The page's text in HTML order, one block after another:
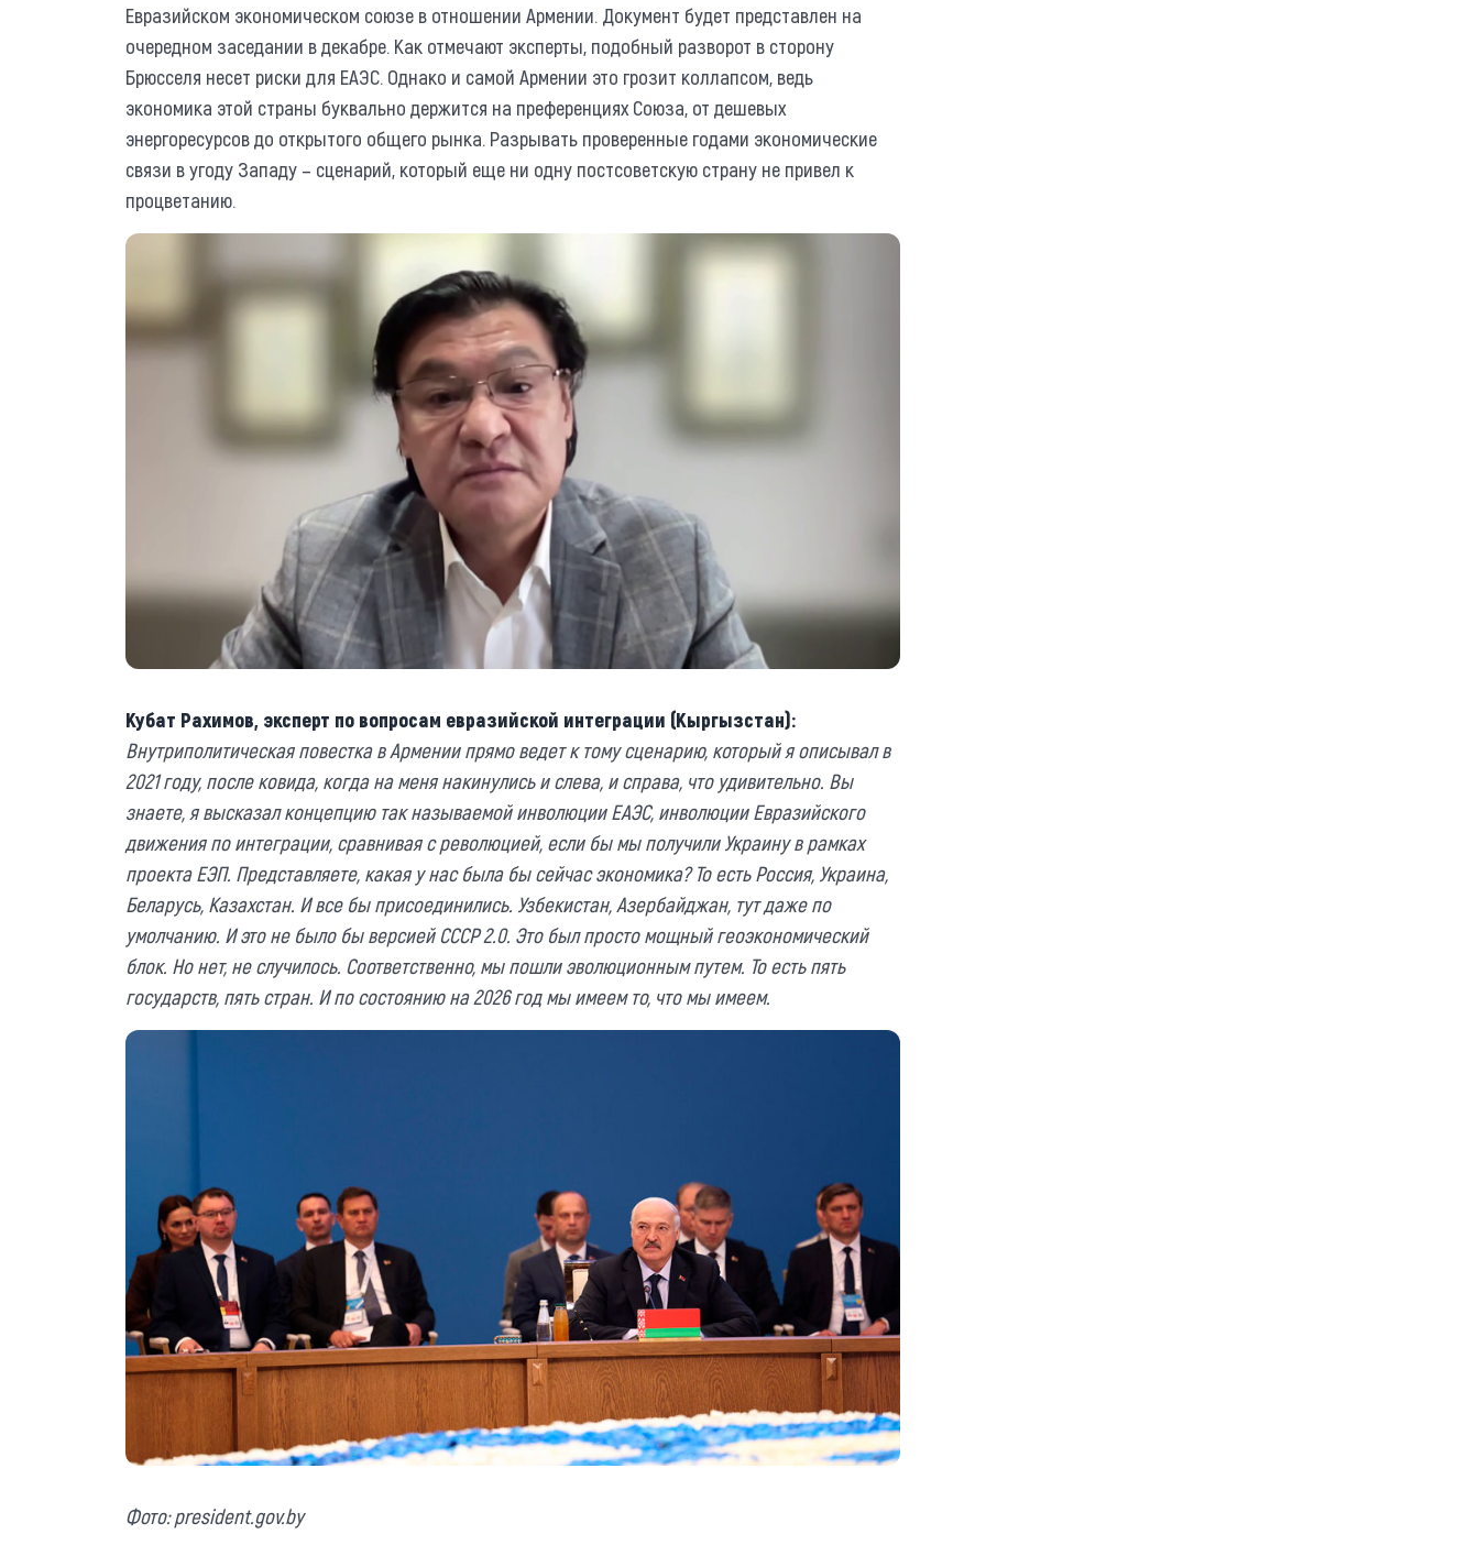
Евразийском экономическом союзе в отношении Армении. Документ будет представлен на
очередном заседании в декабре. Как отмечают эксперты, подобный разворот в сторону
Брюсселя несет риски для ЕАЭС. Однако и самой Армении это грозит коллапсом, ведь
экономика этой страны буквально держится на преференциях Союза, от дешевых
энергоресурсов до открытого общего рынка. Разрывать проверенные годами экономические
связи в угоду Западу – сценарий, который еще ни одну постсоветскую страну не привел к
процветанию.
Кубат Рахимов, эксперт по вопросам евразийской интеграции (Кыргызстан):
Внутриполитическая повестка в Армении прямо ведет к тому сценарию, который я описывал в
2021 году, после ковида, когда на меня накинулись и слева, и справа, что удивительно. Вы
знаете, я высказал концепцию так называемой инволюции ЕАЭС, инволюции Евразийского
движения по интеграции, сравнивая с революцией, если бы мы получили Украину в рамках
проекта ЕЭП. Представляете, какая у нас была бы сейчас экономика? То есть Россия, Украина,
Беларусь, Казахстан. И все бы присоединились. Узбекистан, Азербайджан, тут даже по
умолчанию. И это не было бы версией СССР 2.0. Это был просто мощный геоэкономический
блок. Но нет, не случилось. Соответственно, мы пошли эволюционным путем. То есть пять
государств, пять стран. И по состоянию на 2026 год мы имеем то, что мы имеем.
Фото: president.gov.by